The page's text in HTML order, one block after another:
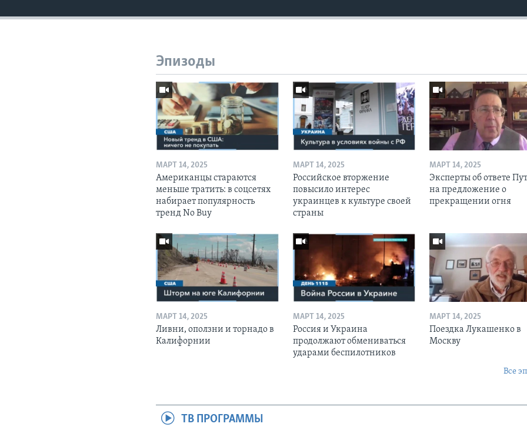
Эпизоды
МАРТ 14, 2025
Американцы стараются
меньше тратить: в соцсетях
набирает популярность
тренд No Buy
МАРТ 14, 2025
Российское вторжение
повысило интерес
украинцев к культуре своей
страны
МАРТ 14, 2025
Эксперты об ответе
на предложение о
прекращении огня
МАРТ 14, 2025
Ливни, оползни и торнадо в
Калифорнии
МАРТ 14, 2025
Россия и Украина
продолжают обмениваться
ударами беспилотников
МАРТ 14, 2025
Поездка Лукашенко в
Москву
Все
ТВ ПРОГРАММЫ